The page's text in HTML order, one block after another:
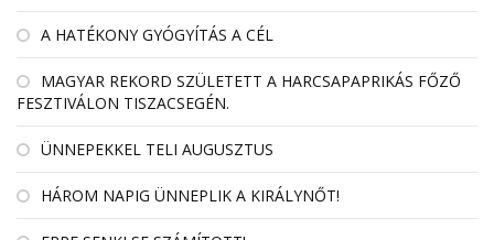
A HATÉKONY GYÓGYÍTÁS A CÉL
MAGYAR REKORD SZÜLETETT A HARCSAPAPRIKÁS FŐZŐ
FESZTIVÁLON TISZACSEGÉN.
ÜNNEPEKKEL TELI AUGUSZTUS
HÁROM NAPIG ÜNNEPLIK A KIRÁLYNŐT!